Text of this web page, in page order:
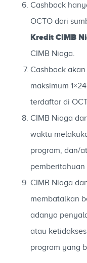
Cashback
OCTO dari
Kredit CIMB
CIMB Niaga.
Cashback
maksimum
terdaftar di
CIMB Niaga
waktu
program, dan/
CIMB Niaga
membatalkan
adanya
atau
program yang